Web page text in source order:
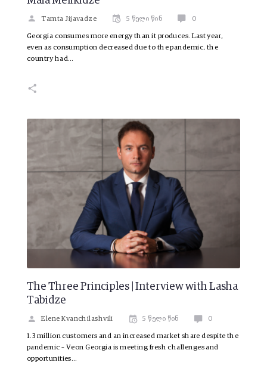
Tamta Jijavadze 5 წელი წინ 0
Georgia consumes more energy than it produces. Last year,
even as consumption decreased due to the pandemic, the
country had…
The Three Principles | Interview with Lasha
Tabidze
Elene Kvanchilashvili 5 წელი წინ 0
1.3 million customers and an increased market share despite the
pandemic – Veon Georgia is meeting fresh challenges and
opportunities…